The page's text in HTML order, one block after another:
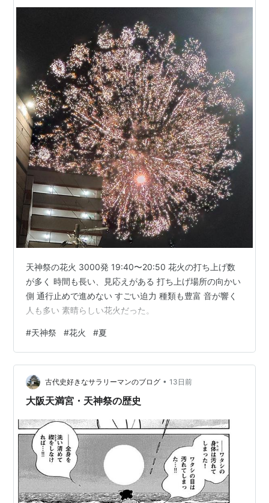
天神祭の花火 3000発 19:40〜20:50 花火の打ち上げ数
が多く 時間も長い、見応えがある 打ち上げ場所の向かい
側 通行止めで進めない すごい迫力 種類も豊富 音が響く
人も多い 素晴らしい花火だった。
#天神祭 #花火 #夏
古代史好きなサラリーマンのブログ • 13日前
大阪天満宮・天神祭の歴史